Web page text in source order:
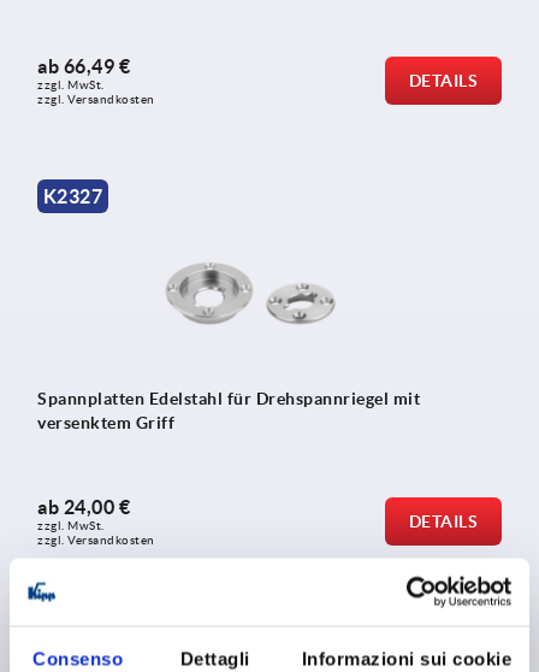
Consenso Dettagli Informazioni sui cookie
ab 66,49 €
zzgl. MwSt.
zzgl. Versandkosten
DETAILS
K2327
Spannplatten Edelstahl für Drehspannriegel mit
versenktem Griff
ab 24,00 €
zzgl. MwSt.
zzgl. Versandkosten
DETAILS